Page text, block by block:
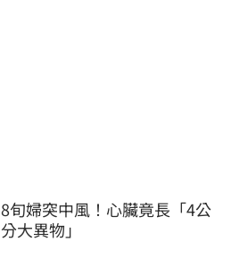
8旬婦突中風！心臟竟長「4公
分大異物」